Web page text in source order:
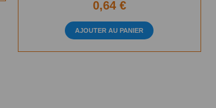
0,64 €
AJOUTER AU PANIER